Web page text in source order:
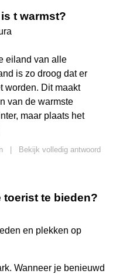
t warmst?
eiland van alle
is zo droog dat er
worden. Dit maakt
van de warmste
maar plaats het
Bekijk volledig antwoord
toerist te bieden?
en plekken op
Wanneer je benieuwd